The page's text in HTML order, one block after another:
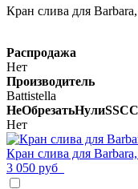
Кран слива для
Распродажа
Нет
Производитель
Battistella
НеОбрезатьНулиSSCC
Нет
Кран слива для
3 050 руб